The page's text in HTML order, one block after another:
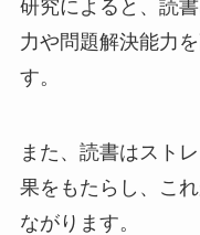
研究によると、読
力や問題解決能力
す。
また、読書はスト
果をもたらし、こ
ながります。